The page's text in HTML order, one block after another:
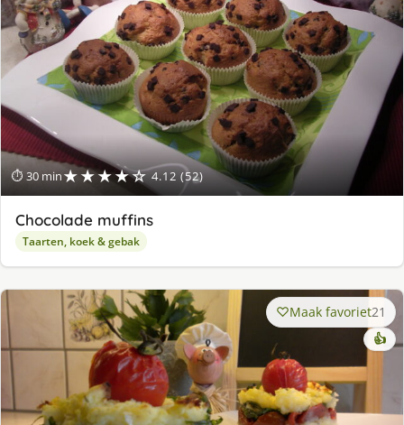
⏱ 30 min★★★★☆ 4.12 (52)
Chocolade muffins
Taarten, koek & gebak
Maak favoriet21
👍